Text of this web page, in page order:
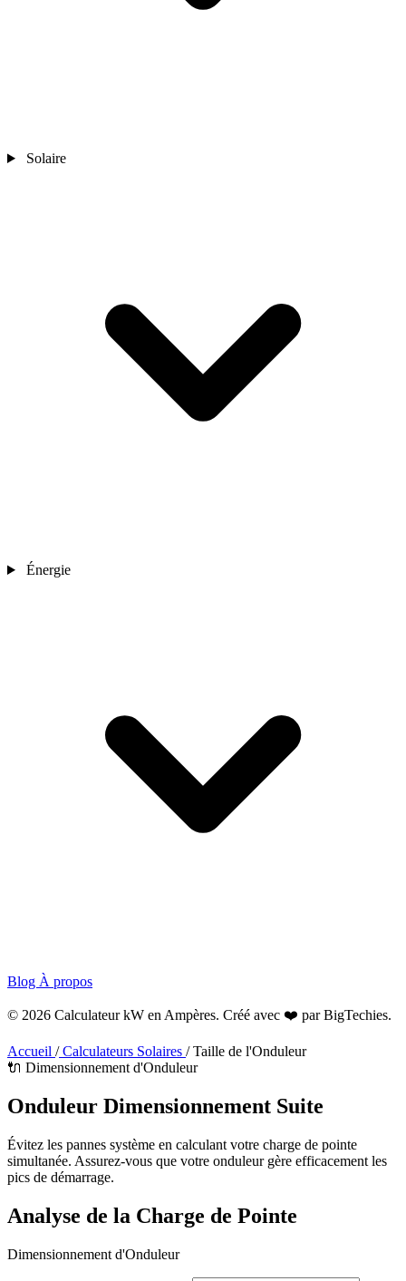
Solaire
Énergie
Blog À propos
© 2026 Calculateur kW en Ampères. Créé avec ❤️ parBigTechies.
Accueil /Calculateurs Solaires /Taille de l'Onduleur
🔌 Dimensionnement d'Onduleur
Onduleur Dimensionnement Suite
Évitez les pannes système en calculant votre charge de pointe
simultanée. Assurez-vous que votre onduleur gère efficacement les
pics de démarrage.
Analyse de la Charge de Pointe
Dimensionnement d'Onduleur